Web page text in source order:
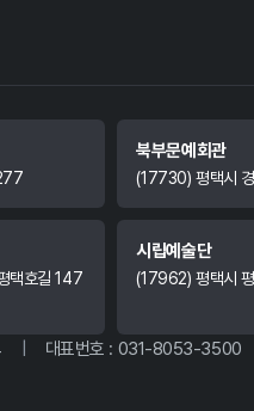
북부문예회관
(17730) 평택시
택호길 147
시립예술단
(17962) 평택시
대표번호 : 031-8053-3500